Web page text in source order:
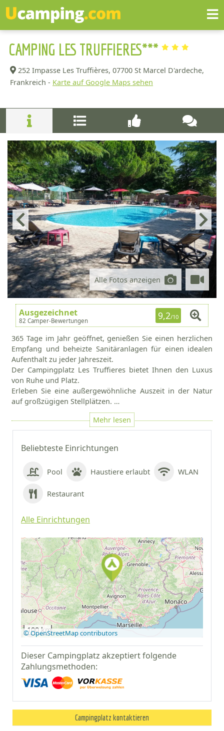
CAMPING LES TRUFFIERES***
252 Impasse Les Truffières, 07700 St Marcel D'ardeche,
Frankreich - Karte auf Google Maps sehen
Beliebteste Einrichtungen
Pool Haustiere erlaubt WLAN
Restaurant
Alle Einrichtungen
Auf Google Maps
anzeigen
100 km
© OpenStreetMap contributors
Dieser Campingplatz akzeptiert folgende
Zahlungsmethoden:
Campingplatz kontaktieren
Alle Fotos anzeigen
Ausgezeichnet
82 Camper-Bewertungen 9,2/10
365 Tage im Jahr geöffnet, genießen Sie einen herzlichen
Empfang und beheizte Sanitäranlagen für einen idealen
Aufenthalt zu jeder Jahreszeit.
Der Campingplatz Les Truffieres bietet Ihnen den Luxus
von Ruhe und Platz.
Erleben Sie eine außergewöhnliche Auszeit in der Natur
auf großzügigen Stellplätzen. …